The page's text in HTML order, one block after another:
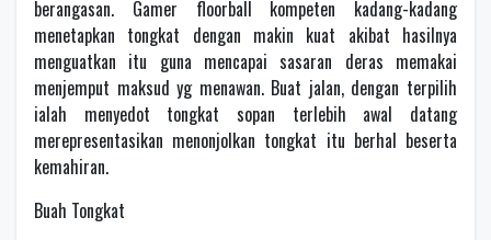
berangasan. Gamer floorball kompeten kadang-kadang
menetapkan tongkat dengan makin kuat akibat hasilnya
menguatkan itu guna mencapai sasaran deras memakai
menjemput maksud yg menawan. Buat jalan, dengan terpilih
ialah menyedot tongkat sopan terlebih awal datang
merepresentasikan menonjolkan tongkat itu berhal beserta
kemahiran.
Buah Tongkat